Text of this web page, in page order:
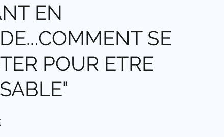
EN
SE
POUR ETRE